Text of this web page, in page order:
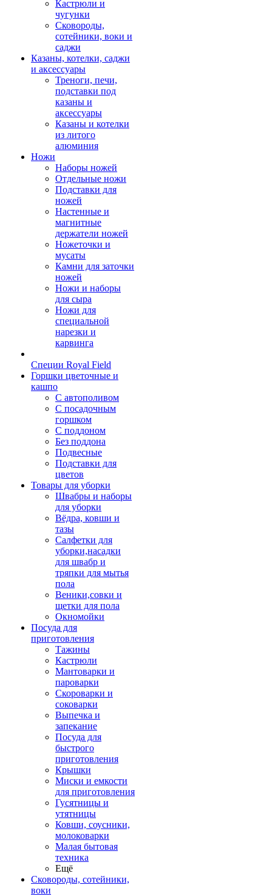
Кастрюли и
чугунки
Сковороды,
сотейники, воки и
саджи
Казаны, котелки, саджи
и аксессуары
Треноги, печи,
подставки под
казаны и
аксессуары
Казаны и котелки
из литого
алюминия
Ножи
Наборы ножей
Отдельные ножи
Подставки для
ножей
Настенные и
магнитные
держатели ножей
Ножеточки и
мусаты
Камни для заточки
ножей
Ножи и наборы
для сыра
Ножи для
специальной
нарезки и
карвинга
Специи Royal Field
Горшки цветочные и
кашпо
С автополивом
С посадочным
горшком
С поддоном
Без поддона
Подвесные
Подставки для
цветов
Товары для уборки
Швабры и наборы
для уборки
Вёдра, ковши и
тазы
Салфетки для
уборки,насадки
для швабр и
тряпки для мытья
пола
Веники,совки и
щетки для пола
Окномойки
Посуда для
приготовления
Тажины
Кастрюли
Мантоварки и
пароварки
Скороварки и
соковарки
Выпечка и
запекание
Посуда для
быстрого
приготовления
Крышки
Миски и емкости
для приготовления
Гусятницы и
утятницы
Ковши, соусники,
молоковарки
Малая бытовая
техника
Ещё
Сковороды, сотейники,
воки